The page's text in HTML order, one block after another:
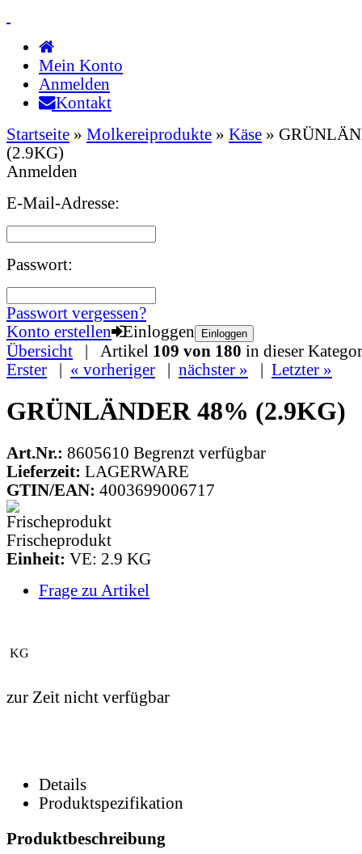
Mein Konto
Anmelden
Kontakt
Startseite » Molkereiprodukte » Käse »
(2.9KG)
Anmelden
E-Mail-Adresse:
Passwort:
Passwort vergessen?
Konto erstellen
Einloggen Einloggen
Übersicht | Artikel 109 von 180 in dieser
Erster
« vorheriger nächster » Letzter »
GRÜNLÄNDER 48% (2.9KG)
Art.Nr.: 8605610 Begrenzt verfügbar
Lieferzeit: LAGERWARE
GTIN/EAN: 4003699006717
Frischeprodukt
Einheit: VE: 2.9 KG
Frage zu Artikel
KG
zur Zeit nicht verfügbar
Details
Produktspezifikation
Produktbeschreibung